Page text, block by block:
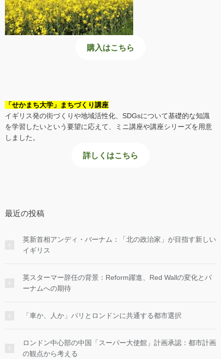
購入はこちら
「せかまち大学」まちづくり講座
イギリス発の街づくりや地域活性化、SDGsについて基礎的な知識
を学習したいという要望に応えて、ミニ講座や講座シリーズを用意
しました。
詳しくはこちら
最近の投稿
英新首相アンディ・バーナム：「北の政治家」が目指す新しい
イギリス
英スターマー辞任の背景：Reform躍進、Red Wallの変化とバ
ーナムへの期待
「車か、人か」パリとロンドンに共通する都市選択
ロンドン中心部の中国「スーパー大使館」計画承認：都市計画
の観点から考える